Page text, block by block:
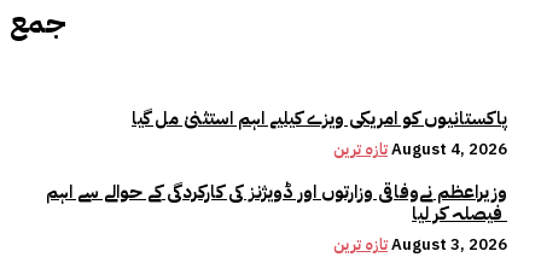
جمع
پاکستانیوں کو امریکی ویزے کیلیے اہم استثنیٰ مل گیا
تازہ ترینAugust 4, 2026
وزیراعظم نےوفاقی وزارتوں اور ڈویژنز کی کارکردگی کے حوالے سے اہم
تازہ ترینAugust 3, 2026